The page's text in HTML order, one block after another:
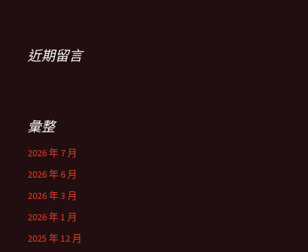
近期留言
彙整
2026 年 7 月
2026 年 6 月
2026 年 3 月
2026 年 1 月
2025 年 12 月